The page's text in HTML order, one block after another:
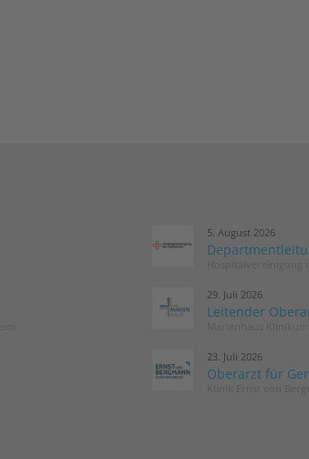
5. August 2026
29. Juli 2026
Leitender
23. Juli 2026
Oberarzt für